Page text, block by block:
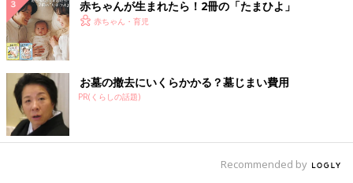
赤ちゃんが生まれたら！2冊の「たまひよ」
赤ちゃん・育児
お墓の撤去にいくらかかる？墓じまい費用
PR(くらしの話題)
Recommended by